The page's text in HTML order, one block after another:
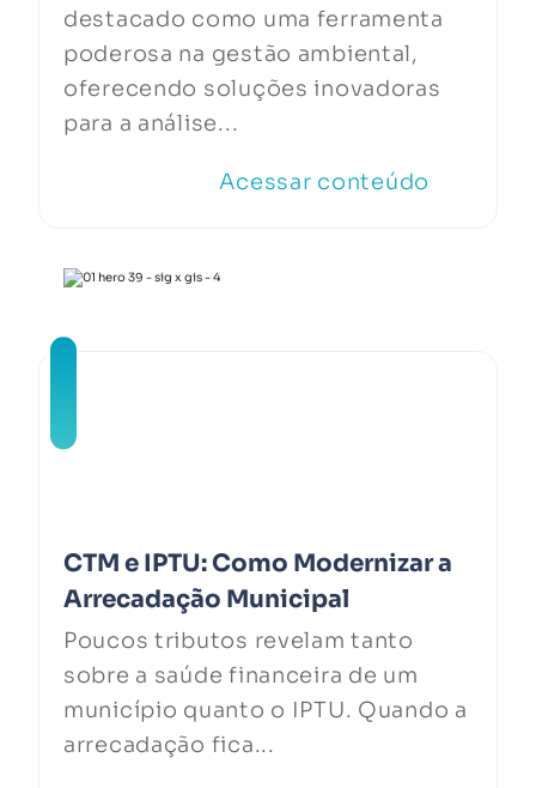
destacado como uma ferramenta
poderosa na gestão ambiental,
oferecendo soluções inovadoras
para a análise...
Acessar conteúdo
CTM e IPTU: Como Modernizar a
Arrecadação Municipal
Poucos tributos revelam tanto
sobre a saúde financeira de um
município quanto o IPTU. Quando a
arrecadação fica...